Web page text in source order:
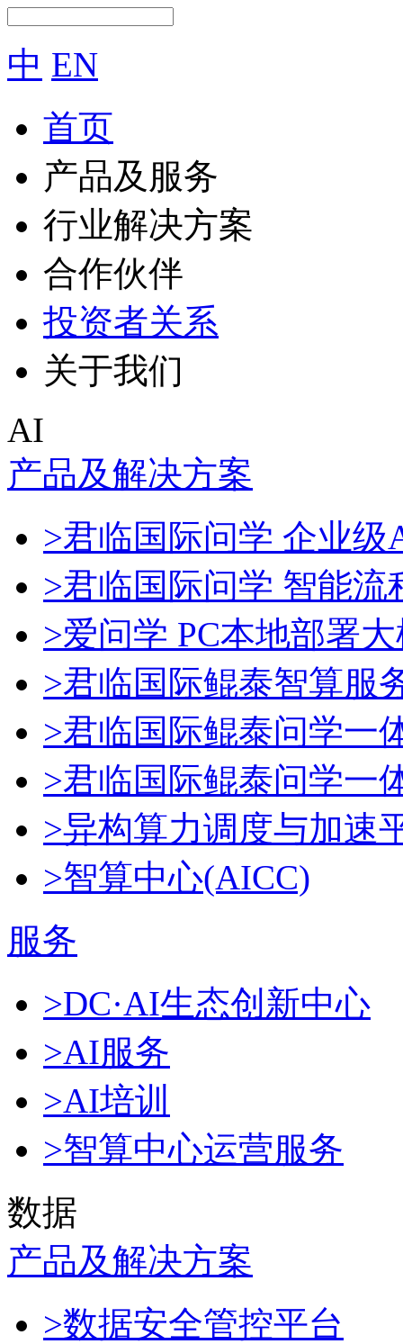
中 EN
首页
产品及服务
行业解决方案
合作伙伴
投资者关系
关于我们
AI
产品及解决方案
>君临国际问学 企业级
>君临国际问学 智能流
>爱问学 PC本地部署
>君临国际鲲泰智算服
>君临国际鲲泰问学一
>君临国际鲲泰问学一
>异构算力调度与加速
>智算中心(AICC)
服务
>DC·AI生态创新中心
>AI服务
>AI培训
>智算中心运营服务
数据
产品及解决方案
>数据安全管控平台